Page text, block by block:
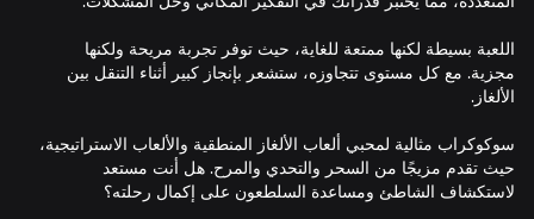
اللعبة بسيطة لكنها ممتعة للغاية، حيث توفر تجربة مريحة ولكنها
مجزية. مع كل مستوى تتجاوزه، ستشعر بإنجاز كبير أثناء التنقل بين
سوكوكراب مثالية لمحبي ألعاب الألغاز المنطقية والألعاب الاستراتيجية،
حيث تقدم مزيجًا من السحر والتحدي والمرح. هل أنت مستعد